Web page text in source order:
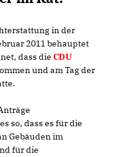
in der
2011 behauptet
dass die CDU
und am Tag der
so, dass es für die
Gebäuden im
für die